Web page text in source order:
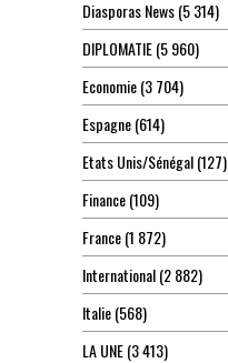
Diasporas News(5 314)
DIPLOMATIE(5 960)
Economie(3 704)
Espagne(614)
Etats Unis/Sénégal(127)
Finance(109)
France(1 872)
International(2 882)
Italie(568)
LA UNE(3 413)